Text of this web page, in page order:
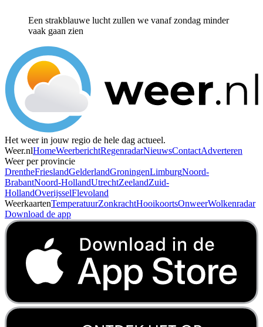
Een strakblauwe lucht zullen we vanaf zondag minder
vaak gaan zien
Het weer in jouw regio de hele dag actueel.
Weer.nlHomeWeerberichtRegenradarNieuwsContactAdverteren
Weer per provincie
DrentheFrieslandGelderlandGroningenLimburgNoord-
BrabantNoord-HollandUtrechtZeelandZuid-
HollandOverijsselFlevoland
WeerkaartenTemperatuurZonkrachtHooikoortsOnweerWolkenradar
Download de app